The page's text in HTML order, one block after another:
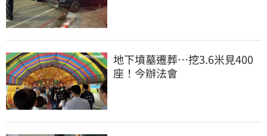
地下墳墓遷葬…挖3.6米見400
座！今辦法會